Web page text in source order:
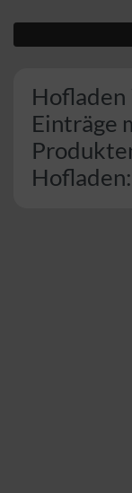
Hofladen
Einträge
Hofladen: